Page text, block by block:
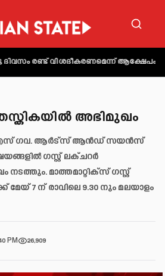
രണ്ട് വിശദീകരണമെന്ന് ആക്ഷേപം
അഭിമുഖം
ഗവ. ആർട്സ് ആൻഡ് സയൻസ്
ഗസ്റ്റ് ലക്ചറർ
മാത്തമാറ്റിക്സ് ഗസ്റ്റ്
മേയ് 7 ന് രാവിലെ 9.30 നും മലയാളം
PM 26,909